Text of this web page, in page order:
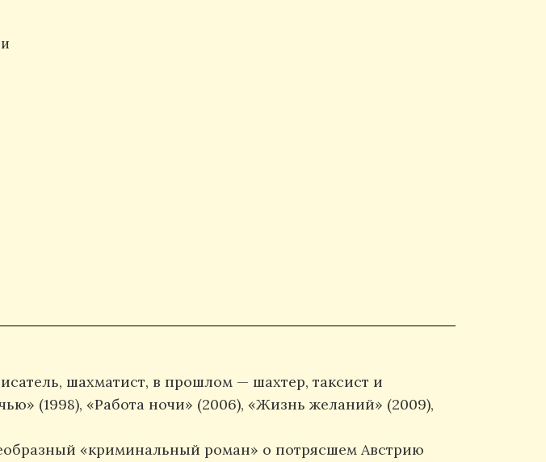
шахматист, в прошлом — шахтер, таксист и
(1998), «Работа ночи» (2006), «Жизнь желаний» (2009),
«криминальный роман» о потрясшем Австрию